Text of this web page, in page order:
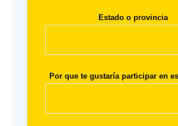
Estado o provincia
Por que te gustaría participar en